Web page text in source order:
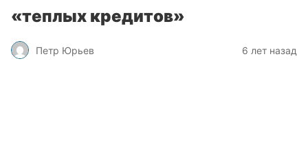
«теплых кредитов»
Петр Юрьев 6 лет назад